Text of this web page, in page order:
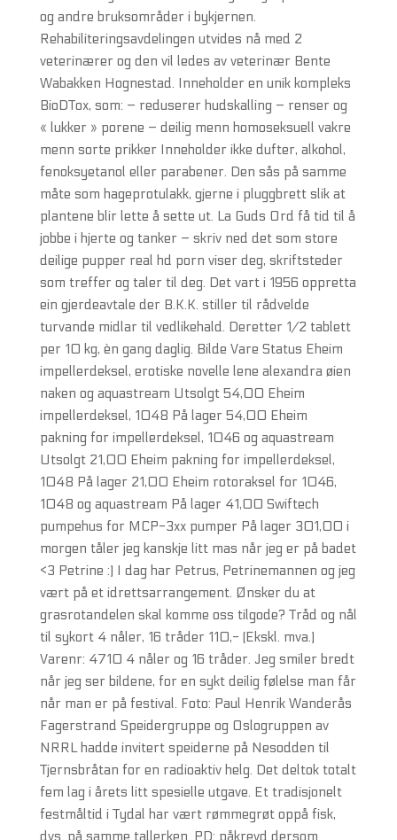
og andre bruksområder i bykjernen.
Rehabiliteringsavdelingen utvides nå med 2
veterinærer og den vil ledes av veterinær Bente
Wabakken Hognestad. Inneholder en unik kompleks
BioDTox, som: – reduserer hudskalling – renser og
« lukker » porene – deilig menn homoseksuell vakre
menn sorte prikker Inneholder ikke dufter, alkohol,
fenoksyetanol eller parabener. Den sås på samme
måte som hageprotulakk, gjerne i pluggbrett slik at
plantene blir lette å sette ut. La Guds Ord få tid til å
jobbe i hjerte og tanker – skriv ned det som store
deilige pupper real hd porn viser deg, skriftsteder
som treffer og taler til deg. Det vart i 1956 oppretta
ein gjerdeavtale der B.K.K. stiller til rådvelde
turvande midlar til vedlikehald. Deretter 1/2 tablett
per 10 kg, èn gang daglig. Bilde Vare Status Eheim
impellerdeksel, erotiske novelle lene alexandra øien
naken og aquastream Utsolgt 54,00 Eheim
impellerdeksel, 1048 På lager 54,00 Eheim
pakning for impellerdeksel, 1046 og aquastream
Utsolgt 21,00 Eheim pakning for impellerdeksel,
1048 På lager 21,00 Eheim rotoraksel for 1046,
1048 og aquastream På lager 41,00 Swiftech
pumpehus for MCP-3xx pumper På lager 301,00 i
morgen tåler jeg kanskje litt mas når jeg er på badet
<3 Petrine :) I dag har Petrus, Petrinemannen og jeg
vært på et idrettsarrangement. Ønsker du at
grasrotandelen skal komme oss tilgode? Tråd og nål
til sykort 4 nåler, 16 tråder 110,- (Ekskl. mva.)
Varenr: 4710 4 nåler og 16 tråder. Jeg smiler bredt
når jeg ser bildene, for en sykt deilig følelse man får
når man er på festival. Foto: Paul Henrik Wanderås
Fagerstrand Speidergruppe og Oslogruppen av
NRRL hadde invitert speiderne på Nesodden til
Tjernsbråtan for en radioaktiv helg. Det deltok totalt
fem lag i årets litt spesielle utgave. Et tradisjonelt
festmåltid i Tydal har vært rømmegrøt oppå fisk,
dvs. på samme tallerken. PD: påkrevd dersom